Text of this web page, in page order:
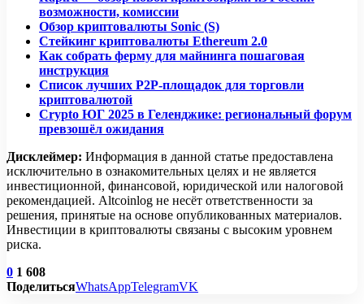
возможности, комиссии
Обзор криптовалюты Sonic (S)
Стейкинг криптовалюты Ethereum 2.0
Как собрать ферму для майнинга пошаговая
инструкция
Список лучших P2P-площадок для торговли
криптовалютой
Crypto ЮГ 2025 в Геленджике: региональный форум
превзошёл ожидания
Дисклеймер: Информация в данной статье предоставлена
исключительно в ознакомительных целях и не является
инвестиционной, финансовой, юридической или налоговой
рекомендацией. Altcoinlog не несёт ответственности за
решения, принятые на основе опубликованных материалов.
Инвестиции в криптовалюты связаны с высоким уровнем
риска.
0 1 608
ПоделитьсяWhatsAppTelegramVK